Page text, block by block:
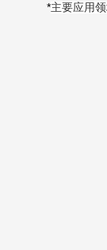
*主要应用